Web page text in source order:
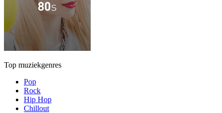
Top muziekgenres
Pop
Rock
Hip Hop
Chillout